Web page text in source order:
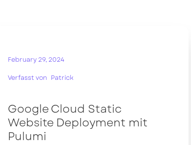
February 29, 2024
Verfasst von Patrick
Google Cloud Static
Website Deployment mit
Pulumi